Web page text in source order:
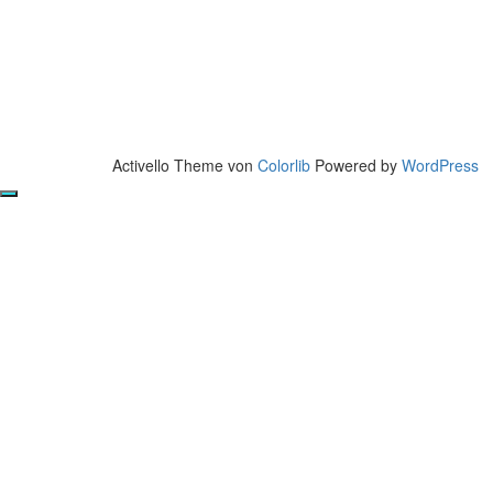
Activello Theme von Colorlib Powered by WordPress